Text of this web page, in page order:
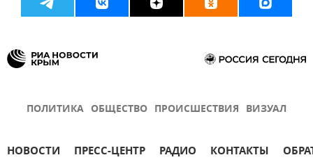
ПОЛИТИКА ОБЩЕСТВО ПРОИСШЕСТВИЯ ВИЗУАЛ
НОВОСТИ ПРЕСС-ЦЕНТР РАДИО КОНТАКТЫ